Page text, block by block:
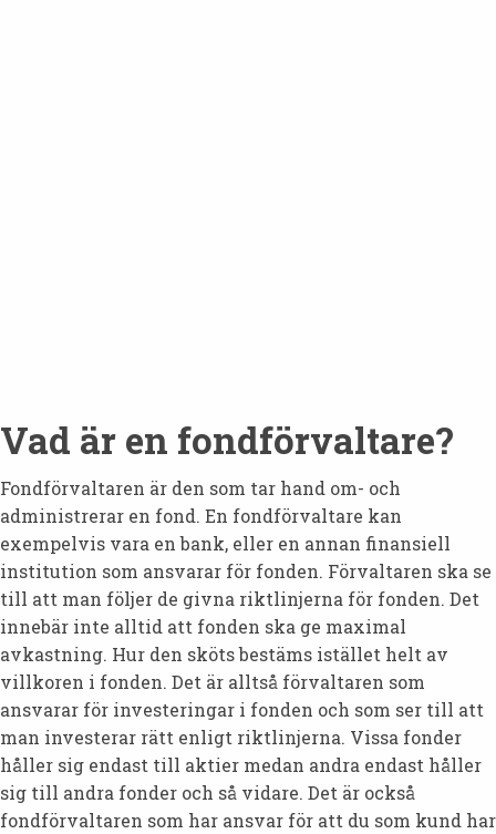
Vad är en fondförvaltare?
Fondförvaltaren är den som tar hand om- och
administrerar en fond. En fondförvaltare kan
exempelvis vara en bank, eller en annan finansiell
institution som ansvarar för fonden. Förvaltaren ska se
till att man följer de givna riktlinjerna för fonden. Det
innebär inte alltid att fonden ska ge maximal
avkastning. Hur den sköts bestäms istället helt av
villkoren i fonden. Det är alltså förvaltaren som
ansvarar för investeringar i fonden och som ser till att
man investerar rätt enligt riktlinjerna. Vissa fonder
håller sig endast till aktier medan andra endast håller
sig till andra fonder och så vidare. Det är också
fondförvaltaren som har ansvar för att du som kund har